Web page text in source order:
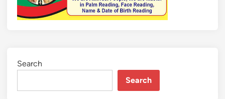
Search
Search